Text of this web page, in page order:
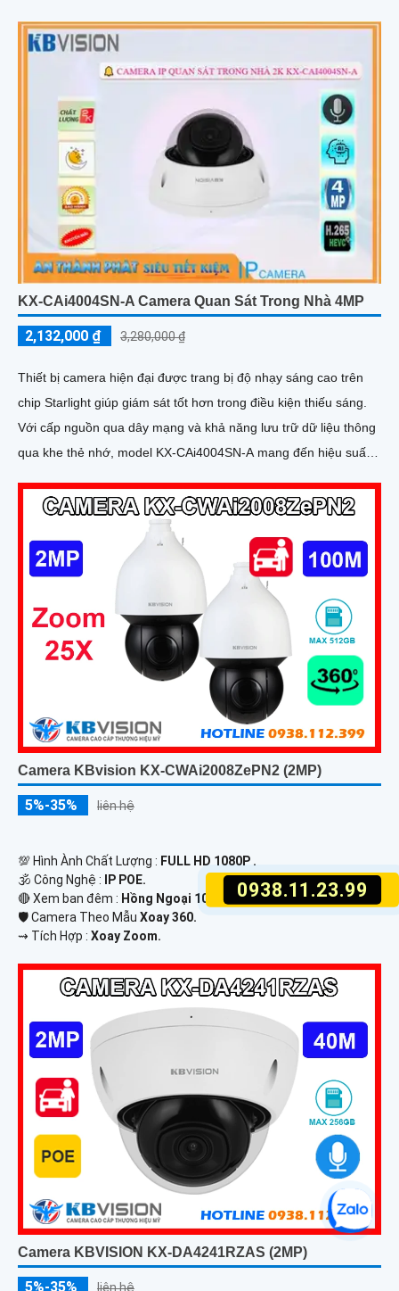
0938.11.23.99
KX-CAi4004SN-A Camera Quan Sát Trong Nhà 4MP
2,132,000 ₫ 3,280,000 ₫
Thiết bị camera hiện đại được trang bị độ nhạy sáng cao trên
chip Starlight giúp giám sát tốt hơn trong điều kiện thiếu sáng.
Với cấp nguồn qua dây mạng và khả năng lưu trữ dữ liệu thông
qua khe thẻ nhớ, model KX-CAi4004SN-A mang đến hiệu suất
Camera KBvision KX-CWAi2008ZePN2 (2MP)
5%-35% liên hệ
💯 Hình Ành Chất Lượng : FULL HD 1080P .
🕉️ Công Nghệ :
IP POE.
🔴 Xem ban đêm : Hồng Ngoại 100m Hồng Ngoại Smart IR.
🛡 Camera Theo Mẫu Xoay 360.
️⇝ Tích Hợp : Xoay Zoom.
Camera KBVISION KX-DA4241RZAS (2MP)
5%-35% liên hệ